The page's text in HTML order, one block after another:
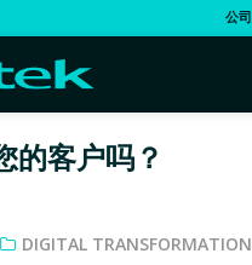
公司
的客户吗？
DIGITAL TRANSFORMATION